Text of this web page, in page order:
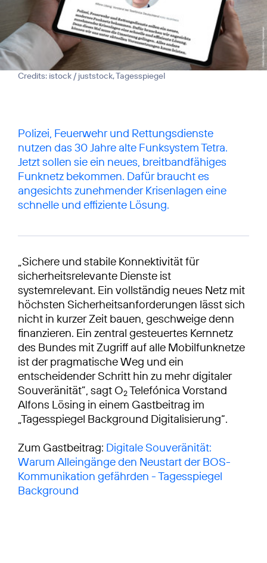
Credits: istock / juststock, Tagesspiegel
Polizei, Feuerwehr und Rettungsdienste
nutzen das 30 Jahre alte Funksystem Tetra.
Jetzt sollen sie ein neues, breitbandfähiges
Funknetz bekommen. Dafür braucht es
angesichts zunehmender Krisenlagen eine
schnelle und effiziente Lösung.
„Sichere und stabile Konnektivität für
sicherheitsrelevante Dienste ist
systemrelevant. Ein vollständig neues Netz mit
höchsten Sicherheitsanforderungen lässt sich
nicht in kurzer Zeit bauen, geschweige denn
finanzieren. Ein zentral gesteuertes Kernnetz
des Bundes mit Zugriff auf alle Mobilfunknetze
ist der pragmatische Weg und ein
entscheidender Schritt hin zu mehr digitaler
Souveränität”, sagt O2Telefónica Vorstand
Alfons Lösing in einem Gastbeitrag im
„Tagesspiegel Background Digitalisierung“.
Zum Gastbeitrag: Digitale Souveränität:
Warum Alleingänge den Neustart der BOS-
Kommunikation gefährden - Tagesspiegel
Background